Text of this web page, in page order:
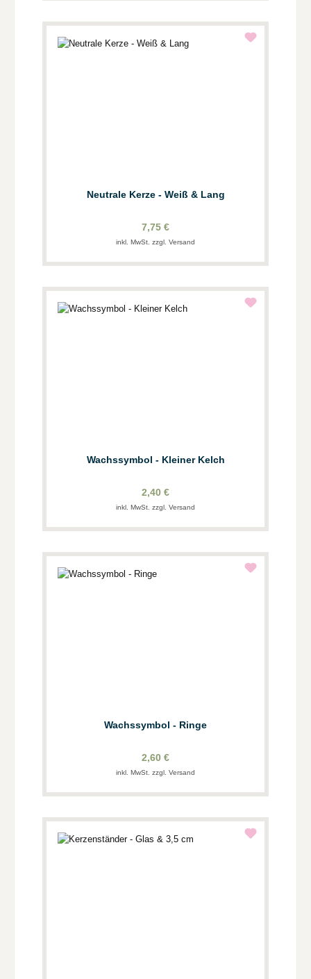
Neutrale Kerze - Weiß & Lang
7,75 €
inkl. MwSt. zzgl. Versand
Wachssymbol - Kleiner Kelch
2,40 €
inkl. MwSt. zzgl. Versand
Wachssymbol - Ringe
2,60 €
inkl. MwSt. zzgl. Versand